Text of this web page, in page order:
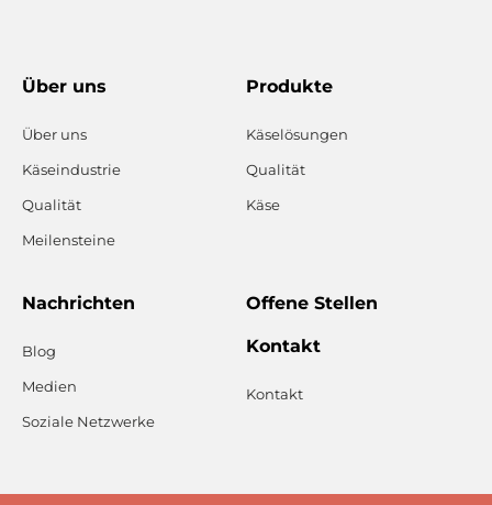
Über uns
Über uns
Käseindustrie
Qualität
Meilensteine
Produkte
Käselösungen
Qualität
Käse
Nachrichten
Blog
Medien
Soziale Netzwerke
Offene Stellen
Kontakt
Kontakt